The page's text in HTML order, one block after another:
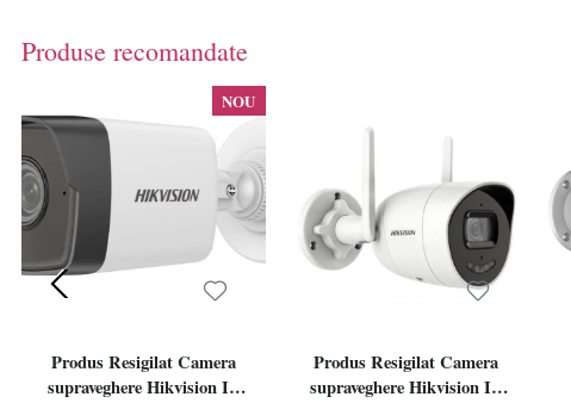
Produse recomandate
NOU
Produs Resigilat Camera
supraveghere Hikvision IP
Produs Resigilat Camera
supraveghere Hikvision IP